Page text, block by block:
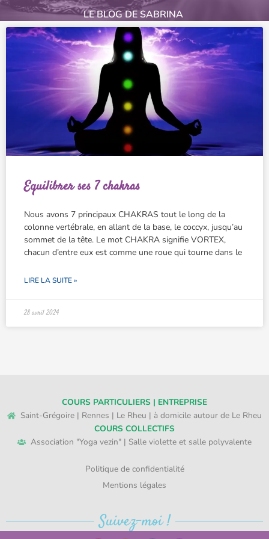
LE BLOG DE SABRINA
Equilibrer ses 7 chakras
Nous avons 7 principaux CHAKRAS tout le long de la
colonne vertébrale, en allant de la base, le coccyx, jusqu’au
sommet de la tête. Le mot CHAKRA signifie VORTEX,
chacun d’entre eux est comme une roue qui tourne dans le
LIRE LA SUITE »
28 avril 2024
COURS PARTICULIERS | ENTREPRISE
Saint-Grégoire | Rennes | Le Rheu | à domicile autour de Le Rheu
COURS COLLECTIFS
Association "Yoga vezin" | Salle violette et salle polyvalente
Politique de confidentialité
Mentions légales
Suivez-moi !